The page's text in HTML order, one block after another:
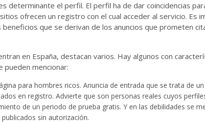
determinante el perfil. El perfil ha de dar coincidencias
ofrecen un registro con el cual acceder al servicio. Es
que se derivan de los anuncios que prometen
en España, destacan varios. Hay algunos con
pueden mencionar:
para hombres ricos. Anuncia de entrada que se trata de
en registro. Advierte que son personas reales cuyos
de un periodo de prueba gratis. Y en las debilidades se
sin autorización.